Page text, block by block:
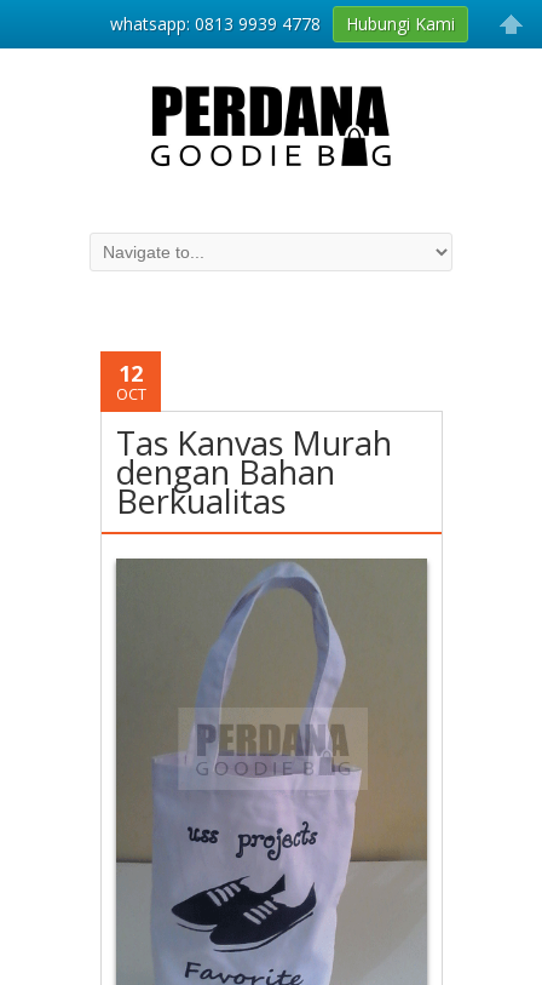
12
OCT
Tas Kanvas Murah
dengan Bahan
Berkualitas
whatsapp: 0813 9939 4778 Hubungi Kami